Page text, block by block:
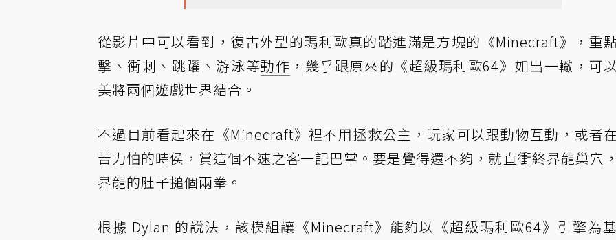
從影片中可以看到，復古外型的瑪利歐真的踏進滿是方塊的《Minecraft》，重
擊、衝刺、跳躍、游泳等動作 ，幾乎跟原來的《超級瑪利歐64》如出一轍，可
美將兩個遊戲世界結合。
不過目前看起來在《Minecraft》裡不用拯救公主，玩家可以跟動物互動，或者
苦力怕的時侯，賞這個不速之客一記巴掌。要是覺得還不夠，就直衝終界龍巢穴
界龍的肚子搥個兩拳。
根據 Dylan 的說法，該模組讓《Minecraft》能夠以《超級瑪利歐64》引擎為